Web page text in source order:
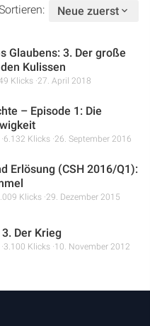
Neue zuerst
Glaubens: 3. Der große
Kulissen
Klicks 27. April 2018
– Episode 1: Die
6.132 Klicks 26. September 2016
Erlösung (CSH 2016/Q1):
Klicks 29. Dezember 2015
Der Krieg
3.100 Klicks 10. November 2012
Studienzentrum
Über Uns
Spenden